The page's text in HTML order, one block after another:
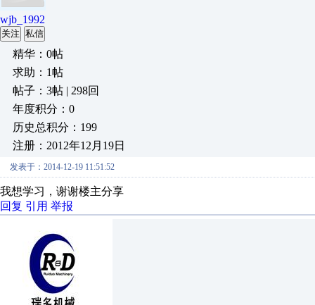
wjb_1992
关注 私信
精华：0帖
求助：1帖
帖子：3帖 | 298回
年度积分：0
历史总积分：199
注册：2012年12月19日
发表于：2014-12-19 11:51:52
我想学习，谢谢楼主分享
回复 引用 举报